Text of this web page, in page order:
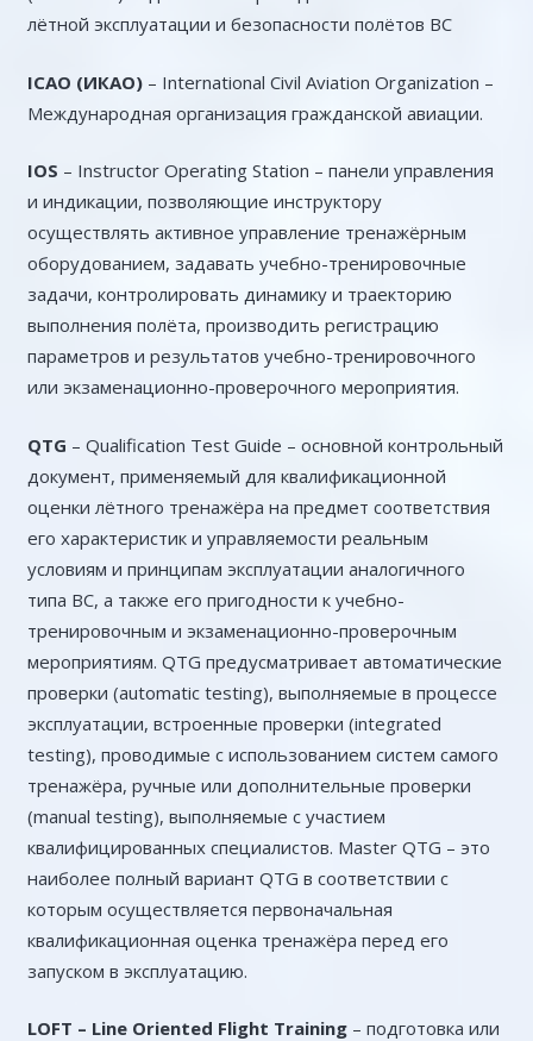
лётной эксплуатации и безопасности полётов ВС
ICAO (ИКАО) – International Civil Aviation Organization –
Международная организация гражданской авиации.
IOS – Instructor Operating Station – панели управления
и индикации, позволяющие инструктору
осуществлять активное управление тренажёрным
оборудованием, задавать учебно-тренировочные
задачи, контролировать динамику и траекторию
выполнения полёта, производить регистрацию
параметров и результатов учебно-тренировочного
или экзаменационно-проверочного мероприятия.
QTG – Qualification Test Guide – основной контрольный
документ, применяемый для квалификационной
оценки лётного тренажёра на предмет соответствия
его характеристик и управляемости реальным
условиям и принципам эксплуатации аналогичного
типа ВС, а также его пригодности к учебно-
тренировочным и экзаменационно-проверочным
мероприятиям. QTG предусматривает автоматические
проверки (automatic testing), выполняемые в процессе
эксплуатации, встроенные проверки (integrated
testing), проводимые с использованием систем самого
тренажёра, ручные или дополнительные проверки
(manual testing), выполняемые с участием
квалифицированных специалистов. Master QTG – это
наиболее полный вариант QTG в соответствии с
которым осуществляется первоначальная
квалификационная оценка тренажёра перед его
запуском в эксплуатацию.
LOFT – Line Oriented Flight Training – подготовка или